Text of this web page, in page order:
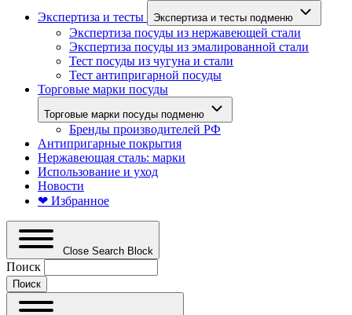
Экспертиза и тесты
Экспертиза и тесты подменю
Экспертиза посуды из нержавеющей стали
Экспертиза посуды из эмалированной стали
Тест посуды из чугуна и стали
Тест антипригарной посуды
Торговые марки посуды
Торговые марки посуды подменю
Бренды производителей РФ
Антипригарные покрытия
Нержавеющая сталь: марки
Использование и уход
Новости
❤ Избранное
Close Search Block
Поиск